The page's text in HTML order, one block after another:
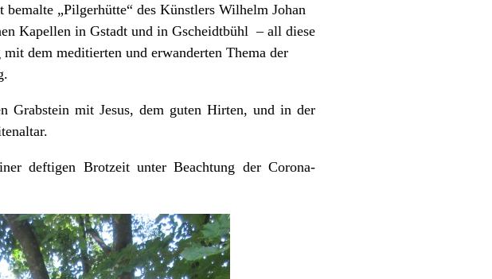
„Pilgerhütte“ des Künstlers Wilhelm Johan
Kapellen in Gstadt und in Gscheidtbühl – all diese
dem meditierten und erwanderten Thema der
mit Jesus, dem guten Hirten, und in der
deftigen Brotzeit unter Beachtung der Corona-